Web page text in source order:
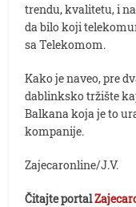
trendu, kvalitetu, i
da bilo koji
sa Telekomom.
Kako je naveo, pre
dablinksko tržište
Balkana koja je to
kompanije.
Zajecaronline/J.V.
Čitajte portal